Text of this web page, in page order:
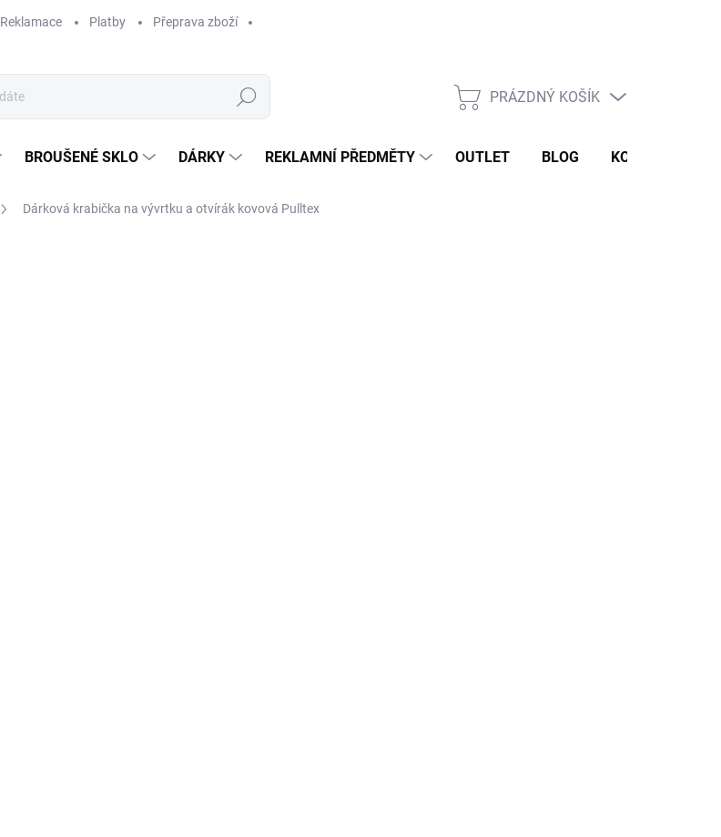
Reklamace Platby Přeprava zboží
Hledat
NÁKUPNÍ
PRÁZDNÝ KOŠÍK
BROUŠENÉ SKLO DÁRKY REKLAMNÍ PŘEDMĚTY OUTLET BLOG KONTAKT
Dárková krabička na vývrtku a otvírák kovová Pulltex